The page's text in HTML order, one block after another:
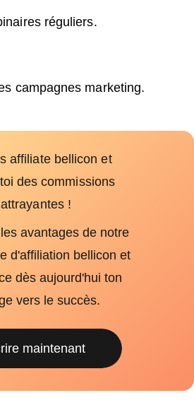
réguliers.
campagnes marketing.
affiliate bellicon et
des commissions
attrayantes !
avantages de notre
d'affiliation bellicon et
dès aujourd'hui ton
vers le succès.
maintenant